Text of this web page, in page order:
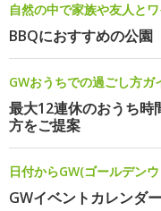
自然の中で家族や友人と
BBQにおすすめの公園
GWおうちでの過ごし方ガ
最大12連休のおうち時
方をご提案
日付からGW(ゴールデン
GWイベントカレンダー